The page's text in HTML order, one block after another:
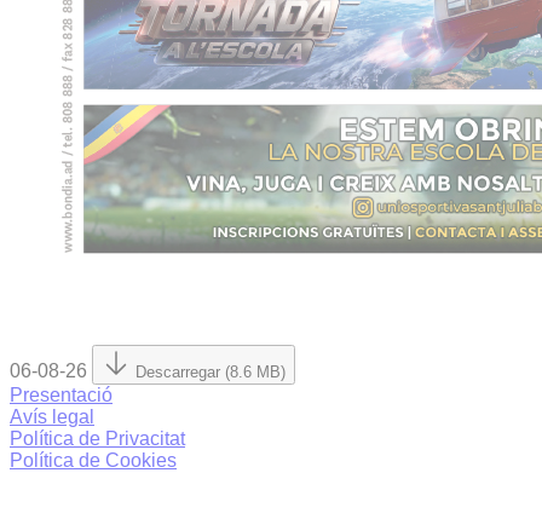
06-08-26 Descarregar (8.6 MB)
Presentació
Avís legal
Política de Privacitat
Política de Cookies